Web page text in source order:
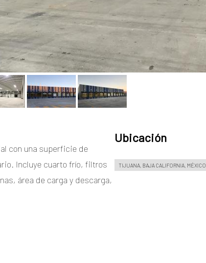
con una superficie de
Incluye cuarto frío, filtros
área de carga y descarga,
Ubicación
TIJUANA, BAJA CALIFORNIA, MÉXICO